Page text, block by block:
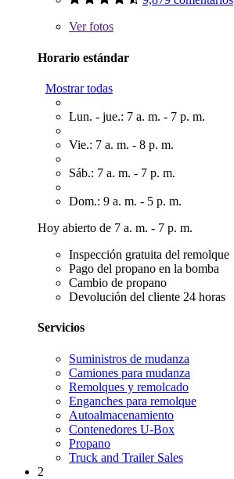
Verfotos
Horario estándar
Mostrar todas
Lun. - jue.: 7 a. m. - 7 p. m.
Vie.: 7 a. m. - 8 p. m.
Sáb.: 7 a. m. - 7 p. m.
Dom.: 9 a. m. - 5 p. m.
Hoy abierto de 7 a. m. - 7 p. m.
Inspección gratuita del remolque
Pago del propano en la bomba
Cambio de propano
Devolución del cliente 24 horas
Servicios
Suministros de mudanza
Camiones para mudanza
Remolques y remolcado
Enganches para remolque
Autoalmacenamiento
Contenedores U-Box
Propano
Truck and Trailer Sales
2